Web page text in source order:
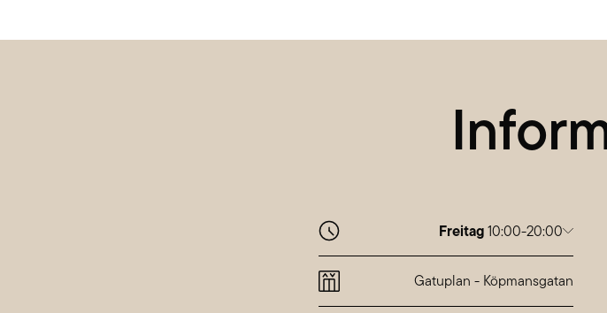
Freitag10:00-20:00
Montag
10:00-20:00
10:00-20:00
Gatuplan - Köpmansgatan